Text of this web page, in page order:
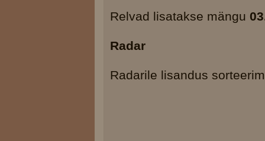
Relvad lisatakse mängu
Radar
Radarile lisandus